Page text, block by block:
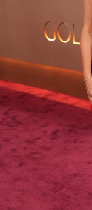
Variety Golden
@AmazonFireTV
— Variety (@Variety)
Alicia Silverstone